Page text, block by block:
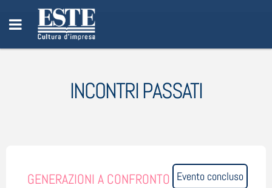
INCONTRI PASSATI
Evento concluso
GENERAZIONI A CONFRONTO